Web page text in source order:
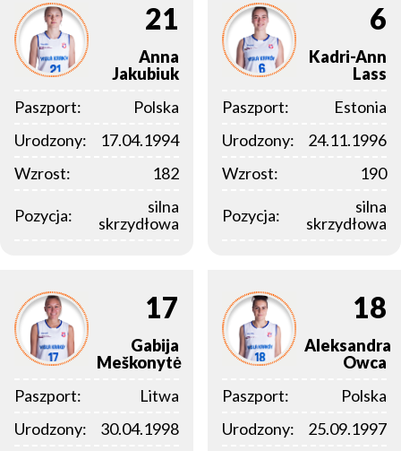
21
Anna
Jakubiuk
Paszport:
Polska
Urodzony:
17.04.1994
Wzrost:
182
Pozycja:
silna
skrzydłowa
6
Kadri-Ann
Lass
Paszport:
Estonia
Urodzony:
24.11.1996
Wzrost:
190
Pozycja:
silna
skrzydłowa
17
Gabija
Meškonytė
Paszport:
Litwa
Urodzony:
30.04.1998
18
Aleksandra
Owca
Paszport:
Polska
Urodzony:
25.09.1997